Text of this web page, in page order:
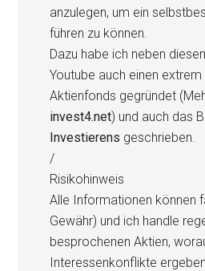
anzulegen, um ein
führen zu können.
Dazu habe ich neben
Youtube auch einen extrem
Aktienfonds gegründet
invest4.net) und auch das
Investierens geschrieben.
/
Risikohinweis
Alle Informationen können
Gewähr) und ich handle
besprochenen Aktien,
Interessenkonflikte